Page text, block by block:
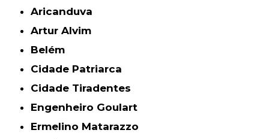
Aricanduva
Artur Alvim
Belém
Cidade Patriarca
Cidade Tiradentes
Engenheiro Goulart
Ermelino Matarazzo